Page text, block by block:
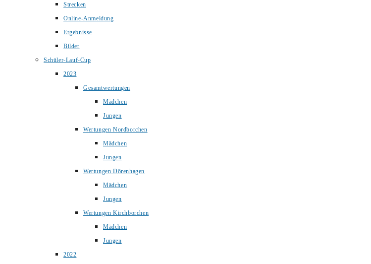
Strecken
Online-Anmeldung
Ergebnisse
Bilder
Schüler-Lauf-Cup
2023
Gesamtwertungen
Mädchen
Jungen
Wertungen Nordborchen
Mädchen
Jungen
Wertungen Dörenhagen
Mädchen
Jungen
Wertungen Kirchborchen
Mädchen
Jungen
2022